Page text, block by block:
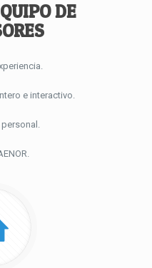
DE
e interactivo.